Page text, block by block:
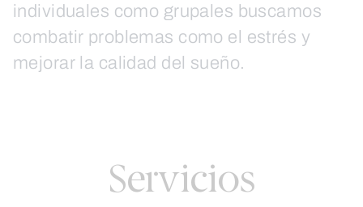
individuales como grupales buscamos
combatir problemas como el estrés y
mejorar la calidad del sueño.
Servicios